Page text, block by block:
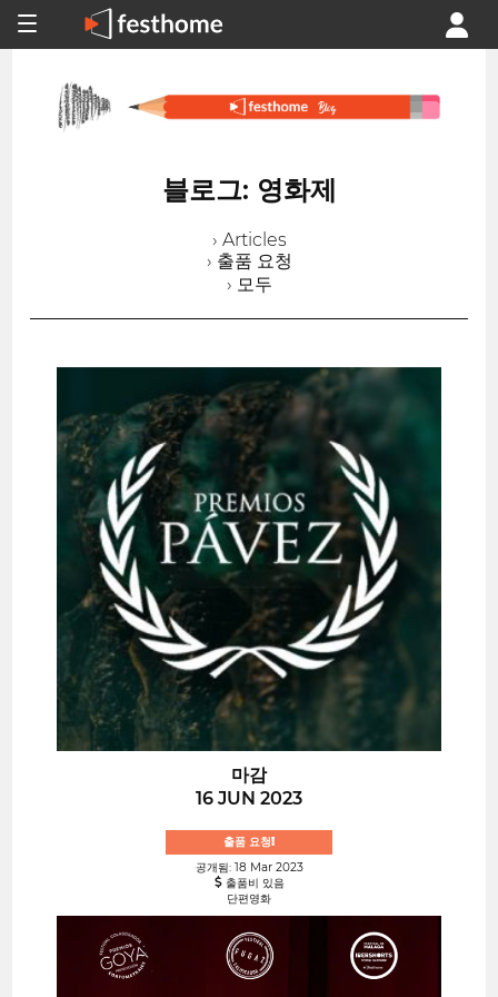
블로그: 영화제
› Articles
› 출품 요청
› 모두
마감
16 JUN 2023
출품 요청!
공개됨: 18 Mar 2023
출품비 있음
단편영화